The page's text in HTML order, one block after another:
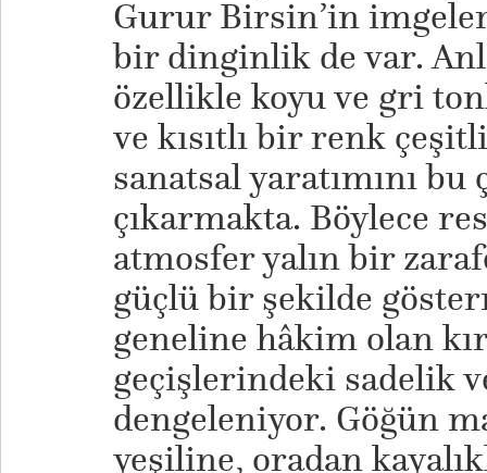
Gurur Birsin’in
bir dinginlik de var.
özellikle koyu ve gri
ve kısıtlı bir renk
sanatsal yaratımını bu
çıkarmakta. Böylece
atmosfer yalın bir
güçlü bir şekilde
geneline hâkim olan
geçişlerindeki sadelik
dengeleniyor. Göğün
yeşiline, oradan